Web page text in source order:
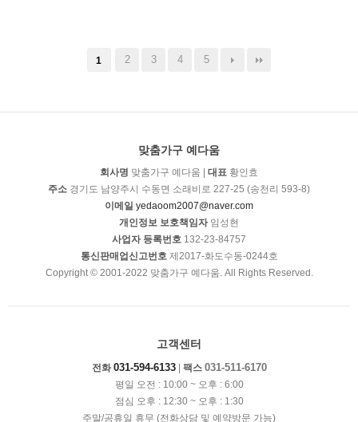
1 2 3 4 5
맞춤가구 예다움
회사명 맞춤가구 예다움 | 대표 황인효
주소 경기도 남양주시 수동면 소래비로 227-25 (송천리 593-8)
이메일 yedaoom2007@naver.com
개인정보 보호책임자임성현
사업자 등록번호 132-23-84757
통신판매업신고번호제2017-화도수동-0244호
Copyright © 2001-2022 맞춤가구 예다움. All Rights Reserved.
고객센터
전화 031-594-6133| 팩스 031-511-6170
평일 오전 : 10:00 ~ 오후 : 6:00
점심 오후 : 12:30 ~ 오후 : 1:30
주말/공휴일 휴무 (전화상담 및 예약방문 가능)